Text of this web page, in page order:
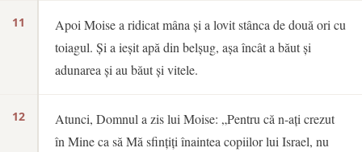
11
12
Apoi Moise a ridicat mâna și a lovit stânca de două ori cu
toiagul. Și a ieșit apă din belșug, așa încât a băut și
adunarea și au băut și vitele.
Atunci, Domnul a zis lui Moise: „Pentru că n-ați crezut
în Mine ca să Mă sfințiți înaintea copiilor lui Israel, nu